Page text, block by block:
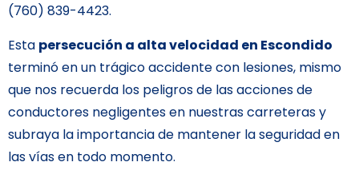
(760) 839-4423.
Esta persecución a alta velocidad en Escondido
terminó en un trágico accidente con lesiones, mismo
que nos recuerda los peligros de las acciones de
conductores negligentes en nuestras carreteras y
subraya la importancia de mantener la seguridad en
las vías en todo momento.